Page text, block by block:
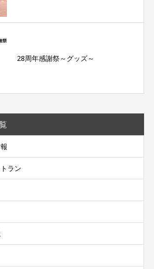
28周年感謝祭～グッズ～
ラン